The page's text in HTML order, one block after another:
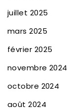
juillet 2025
mars 2025
février 2025
novembre 2024
octobre 2024
août 2024